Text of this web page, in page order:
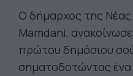
Ο δήμαρχος της
Mamdani,
πρώτου δημόσιου
σηματοδοτώντας